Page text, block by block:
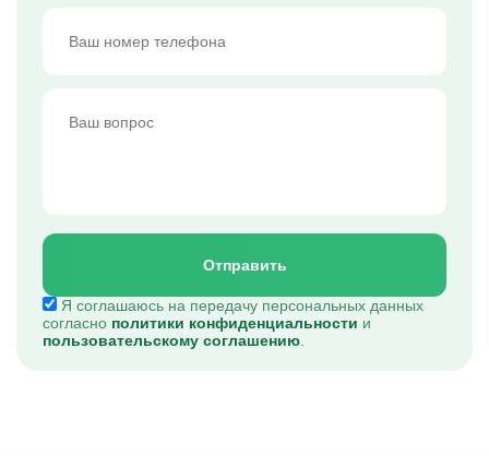
Отправить
Я соглашаюсь на передачу персональных данных
согласно политики конфиденциальности и
пользовательскому соглашению